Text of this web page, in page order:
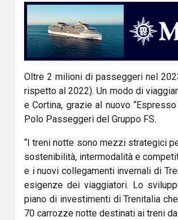
Oltre 2 milioni di passeggeri nel
rispetto al 2022). Un modo di
e Cortina, grazie al nuovo
Polo Passeggeri del Gruppo FS.
“I treni notte sono mezzi strategici
sostenibilità, intermodalità e
e i nuovi collegamenti invernali di
esigenze dei viaggiatori. Lo
piano di investimenti di Trenitalia
70 carrozze notte destinati ai treni